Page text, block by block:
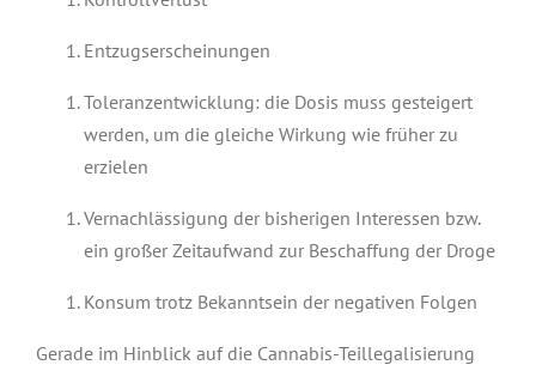
Entzugserscheinungen
Toleranzentwicklung: die Dosis muss gesteigert
werden, um die gleiche Wirkung wie früher zu
erzielen
Vernachlässigung der bisherigen Interessen bzw.
ein großer Zeitaufwand zur Beschaffung der Droge
Konsum trotz Bekanntsein der negativen Folgen
Gerade im Hinblick auf die Cannabis-Teillegalisierung